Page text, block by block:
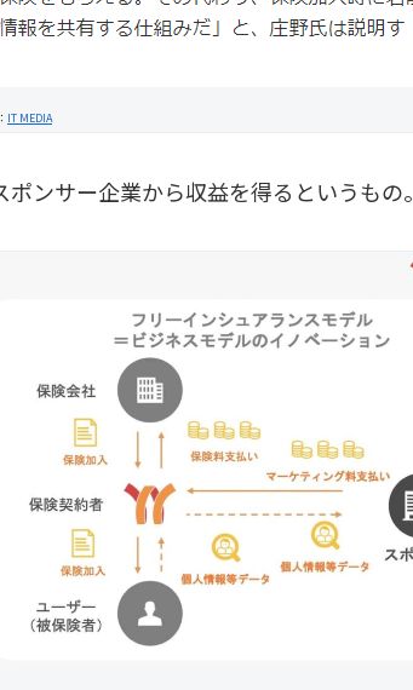
IT MEDIA
ンサー企業から収益を得るというもの。